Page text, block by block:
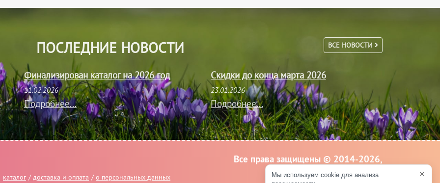
ПОСЛЕДНИЕ НОВОСТИ ВСЕ НОВОСТИ
Финализирован каталог на 2026 год
11.02.2026
Подробнее...
Скидки до конца марта 2026
23.01.2026
Подробнее...
каталог /доставка и оплата /о персональных данных
Все права защищены © 2014-2026,
Крокус Великие Луки
Мы используем cookie для анализа
×